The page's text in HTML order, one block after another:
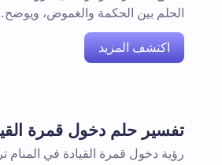
الحلم بين الحكمة والغموض،
اكتشف المزيد
تفسير حلم دخول قمرة
رؤية دخول قمرة القيادة في المنام